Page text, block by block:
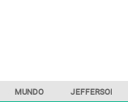
MUNDO JEFFERSON